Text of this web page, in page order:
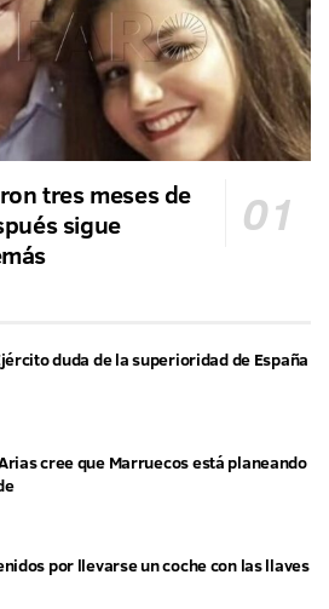
tres meses de
sigue
duda de la superioridad de España
cree que Marruecos está planeando
por llevarse un coche con las llaves